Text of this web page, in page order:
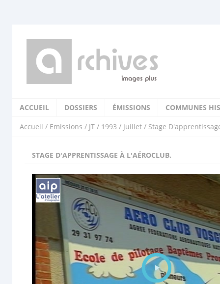
ACCUEIL DOSSIERS ÉMISSIONS COMMUNES
Accueil / Emissions / JT / 1993 / Juillet / Stage
STAGE D'APPRENTISSAGE À L'AÉROCLUB.